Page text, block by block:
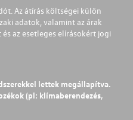
Az átírás költségei külön
adatok, valamint az árak
az esetleges elírásokért jogi
lettek megállapítva.
(pl: klímaberendezés,